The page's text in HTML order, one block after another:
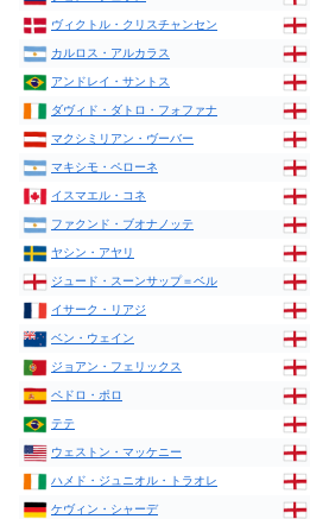
ヴィクトル・クリスチャンセン
カルロス・アルカラス
アンドレイ・サントス
ダヴィド・ダトロ・フォファナ
マクシミリアン・ヴーバー
マキシモ・ペローネ
イスマエル・コネ
ファクンド・ブオナノッテ
ヤシン・アヤリ
ジュード・スーンサップ＝ベル
イサーク・リアジ
ベン・ウェイン
ジョアン・フェリックス
ペドロ・ポロ
テテ
ウェストン・マッケニー
ハメド・ジュニオル・トラオレ
ケヴィン・シャーデ